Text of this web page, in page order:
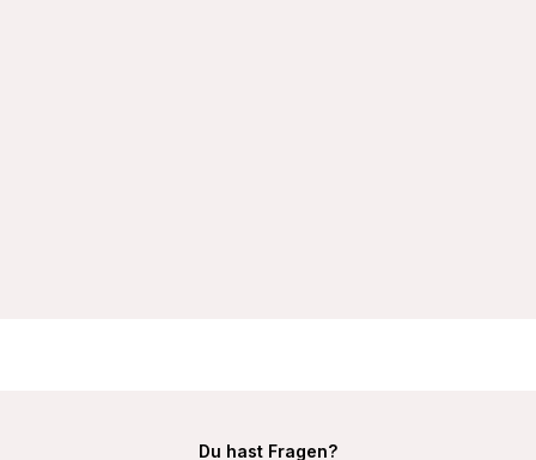
Du hast Fragen?